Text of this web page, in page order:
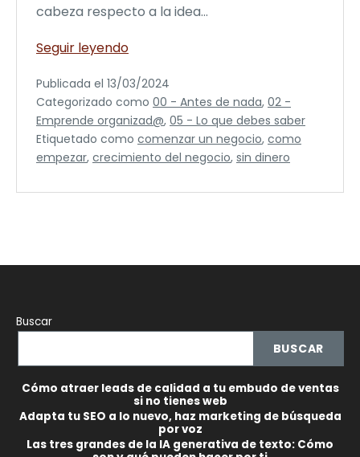
cabeza respecto a la idea…
Seguir leyendo¿Se
comenzar
un
negocio
con
0
euros?
Publicada el 13/03/2024
Categorizado como 00 - Antes de nada, 02 -
Emprende organizad@, 05 - Lo que debes saber
Etiquetado como comenzar un negocio, como
empezar, crecimiento del negocio, sin dinero
Buscar
BUSCAR
Cómo atraer leads de calidad a tu embudo de ventas
si no tienes web
Adapta tu SEO a lo nuevo, haz marketing de búsqueda
por voz
Las tres grandes de la IA generativa de texto: Cómo